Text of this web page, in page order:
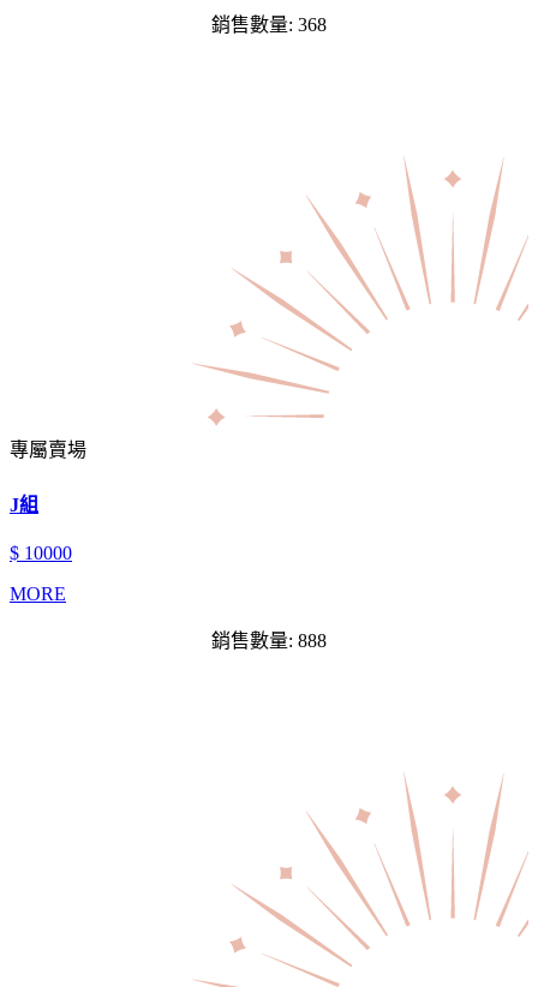
銷售數量: 368
專屬賣場
J組
$ 10000
MORE
銷售數量: 888